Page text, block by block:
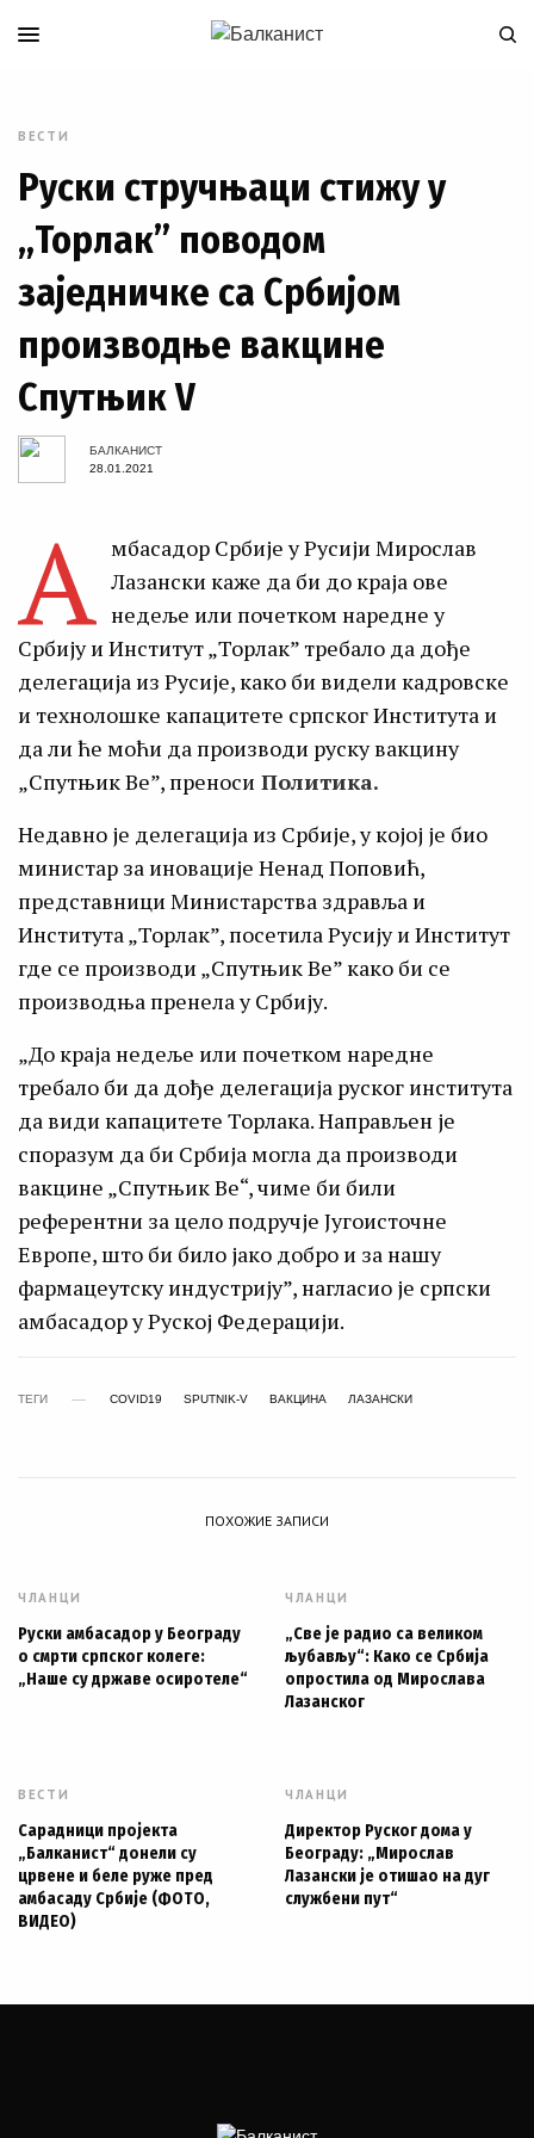
ВЕСТИ
Руски стручњаци стижу у
„Торлак” поводом
заједничке са Србијом
производње вакцине
Спутњик V
БАЛКАНИСТ
28.01.2021
А мбасадор Србије у Русији Мирослав
Лазански каже да би до краја ове
недеље или почетком наредне у
Србију и Институт „Торлак” требало да дође
делегација из Русије, како би видели кадровске
и технолошке капацитете српског Института и
да ли ће моћи да производи руску вакцину
„Спутњик Ве”, преноси Политика.
Недавно је делегација из Србије, у којој је био
министар за иновације Ненад Поповић,
представници Министарства здравља и
Института „Торлак”, посетила Русију и Институт
где се производи „Спутњик Ве” како би се
производња пренела у Србију.
„До краја недеље или почетком наредне
требало би да дође делегација руског института
да види капацитете Торлака. Направљен је
споразум да би Србија могла да производи
вакцине „Спутњик Ве“, чиме би били
референтни за цело подручје Југоисточне
Европе, што би било јако добро и за нашу
фармацеутску индустрију”, нагласио је српски
амбасадор у Руској Федерацији.
ТЕГИ COVID19 SPUTNIK-V ВАКЦИНА ЛАЗАНСКИ
ПОХОЖИЕ ЗАПИСИ
ЧЛАНЦИ
Руски амбасадор у Београду
о смрти српског колеге:
„Наше су државе осиротеле“
ЧЛАНЦИ
„Све је радио са великом
љубављу“: Како се Србија
опростила од Мирослава
Лазанског
ВЕСТИ
Сарадници пројекта
„Балканист“ донели су
црвене и беле руже пред
амбасаду Србије (ФОТО,
ВИДЕО)
ЧЛАНЦИ
Директор Руског дома у
Београду: „Мирослав
Лазански је отишао на дуг
службени пут“